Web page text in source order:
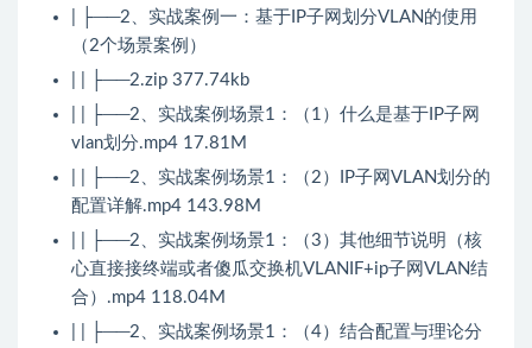
| ├──2、实战案例一：基于IP子网划分VLAN的使用
（2个场景案例）
| | ├──2.zip 377.74kb
| | ├──2、实战案例场景1：（1）什么是基于IP子网
vlan划分.mp4 17.81M
| | ├──2、实战案例场景1：（2）IP子网VLAN划分的
配置详解.mp4 143.98M
| | ├──2、实战案例场景1：（3）其他细节说明（核
心直接接终端或者傻瓜交换机VLANIF+ip子网VLAN结
合）.mp4 118.04M
| | ├──2、实战案例场景1：（4）结合配置与理论分